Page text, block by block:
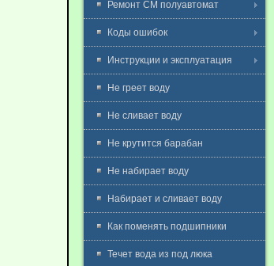
Ремонт СМ полуавтомат
Коды ошибок
Инструкции и эксплуатация
Не греет воду
Не сливает воду
Не крутится барабан
Не набирает воду
Набирает и сливает воду
Как поменять подшипники
Течет вода из под люка